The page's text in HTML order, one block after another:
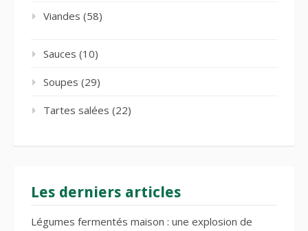
Viandes (58)
Sauces (10)
Soupes (29)
Tartes salées (22)
Les derniers articles
Légumes fermentés maison : une explosion de